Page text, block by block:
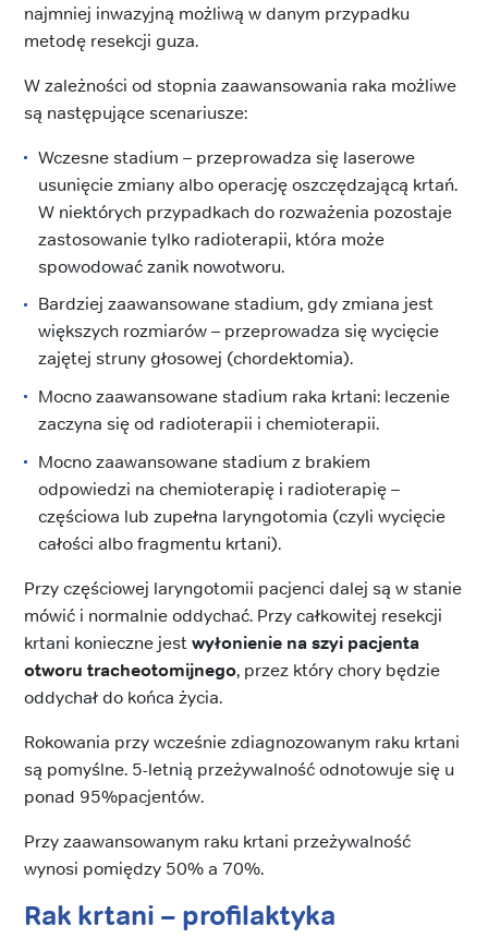
najmniej inwazyjną możliwą w danym przypadku
metodę resekcji guza.
W zależności od stopnia zaawansowania raka możliwe
są następujące scenariusze:
Wczesne stadium – przeprowadza się laserowe
usunięcie zmiany albo operację oszczędzającą krtań.
W niektórych przypadkach do rozważenia pozostaje
zastosowanie tylko radioterapii, która może
spowodować zanik nowotworu.
Bardziej zaawansowane stadium, gdy zmiana jest
większych rozmiarów – przeprowadza się wycięcie
zajętej struny głosowej (chordektomia).
Mocno zaawansowane stadium raka krtani: leczenie
zaczyna się od radioterapii i chemioterapii.
Mocno zaawansowane stadium z brakiem
odpowiedzi na chemioterapię i radioterapię –
częściowa lub zupełna laryngotomia (czyli wycięcie
całości albo fragmentu krtani).
Przy częściowej laryngotomii pacjenci dalej są w stanie
mówić i normalnie oddychać. Przy całkowitej resekcji
krtani konieczne jestwyłonienie na szyi pacjenta
otworu tracheotomijnego, przez który chory będzie
oddychał do końca życia.
Rokowania przy wcześnie zdiagnozowanym raku krtani
są pomyślne. 5-letnią przeżywalność odnotowuje się u
ponad 95%pacjentów.
Przy zaawansowanym raku krtani przeżywalność
wynosi pomiędzy 50% a 70%.
Rak krtani – profilaktyka